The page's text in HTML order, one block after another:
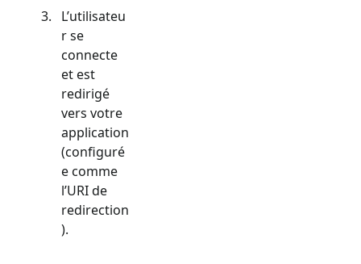
L’utilisateu
r se
connecte
et est
redirigé
vers votre
application
(configuré
e comme
l’URI de
redirection
).